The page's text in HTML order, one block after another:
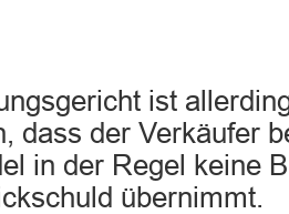
ist
dass der Verkäufer
in der Regel keine
übernimmt.